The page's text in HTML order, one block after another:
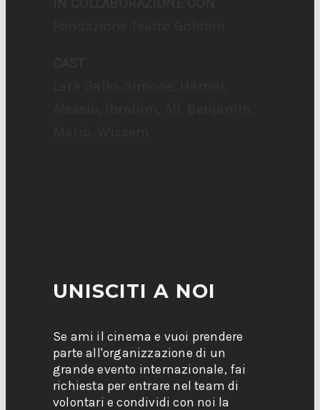
UNISCITI A NOI
Se ami il cinema e vuoi prendere
parte all'organizzazione di un
grande evento internazionale, fai
richiesta per entrare nel team di
volontari e condividi con noi la